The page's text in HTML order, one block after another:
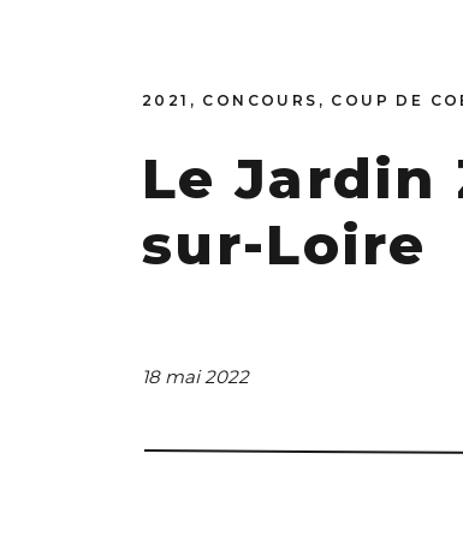
Le Jardin
sur-Loire
2021 , CONCOURS , COUP DE
18 mai 2022